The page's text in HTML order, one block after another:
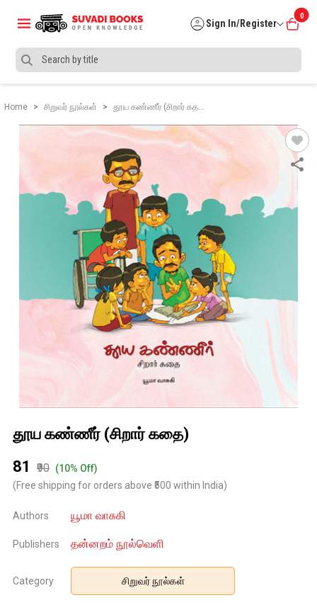
Sign In/Register
0
Home சிறுவர் நூல்கள் தூய கண்ணீர் (சிறார் கத…
தூய கண்ணீர் (சிறார் கதை)
₹81
₹90 (10% Off)
(Free shipping for orders above ₹500 within India)
Authors யூமா வாசுகி
Publishers தன்னறம் நூல்வெளி
Category சிறுவர் நூல்கள்